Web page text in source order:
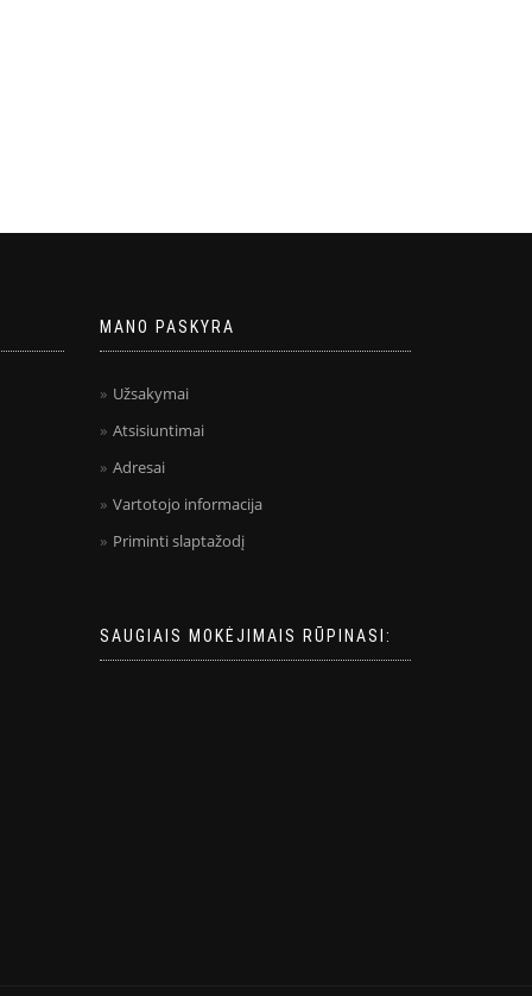
MANO PASKYRA
Užsakymai
Atsisiuntimai
Adresai
Vartotojo informacija
Priminti slaptažodį
SAUGIAIS MOKĖJIMAIS RŪPINASI: